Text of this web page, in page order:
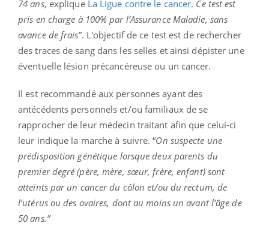
74 ans, explique La Ligue contre le cancer. Ce test est
pris en charge à 100% par l’Assurance Maladie, sans
avance de frais”. L'objectif de ce test est de rechercher
des traces de sang dans les selles et ainsi dépister une
éventuelle lésion précancéreuse ou un cancer.
Il est recommandé aux personnes ayant des
antécédents personnels et/ou familiaux de se
rapprocher de leur médecin traitant afin que celui-ci
leur indique la marche à suivre. “On suspecte une
prédisposition génétique lorsque deux parents du
premier degré (père, mère, sœur, frère, enfant) sont
atteints par un cancer du côlon et/ou du rectum, de
l’utérus ou des ovaires, dont au moins un avant l’âge de
50 ans.”